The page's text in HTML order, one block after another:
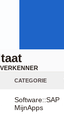
CATEGORIE
Software::SAP
MijnApps